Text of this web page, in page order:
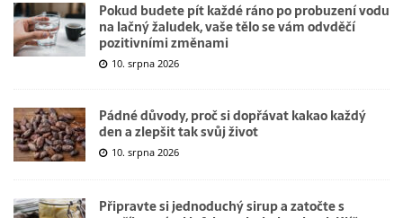
Pokud budete pít každé ráno po probuzení vodu
na lačný žaludek, vaše tělo se vám odvděčí
pozitivními změnami
10. srpna 2026
Pádné důvody, proč si dopřávat kakao každý
den a zlepšit tak svůj život
10. srpna 2026
Připravte si jednoduchý sirup a zatočte s